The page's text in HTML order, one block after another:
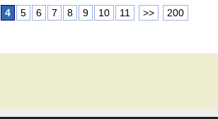
4 5 6 7 8 9 10 11 >> 200